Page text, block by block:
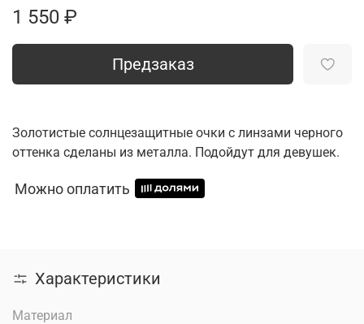
1 550 ₽
Предзаказ
Золотистые солнцезащитные очки с линзами черного
оттенка сделаны из металла. Подойдут для девушек.
Можно оплатить
Характеристики
Материал